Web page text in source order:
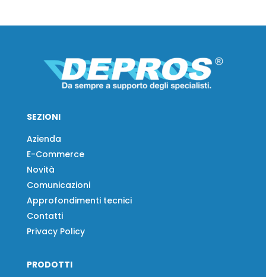
SEZIONI
Azienda
E-Commerce
Novità
Comunicazioni
Approfondimenti tecnici
Contatti
Privacy Policy
PRODOTTI